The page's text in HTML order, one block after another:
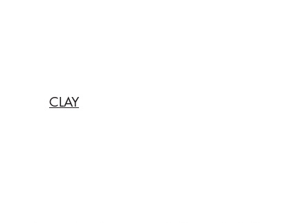
CLAY